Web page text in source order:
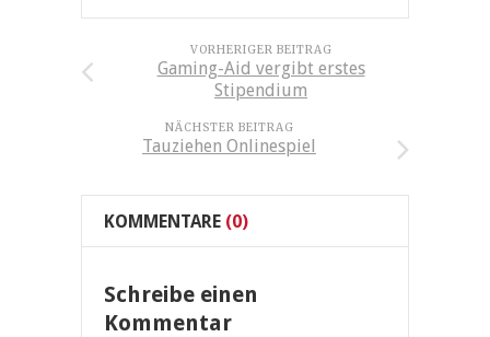
VORHERIGER BEITRAG
Gaming-Aid vergibt erstes
Stipendium
NÄCHSTER BEITRAG
Tauziehen Onlinespiel
KOMMENTARE (0)
Schreibe einen
Kommentar